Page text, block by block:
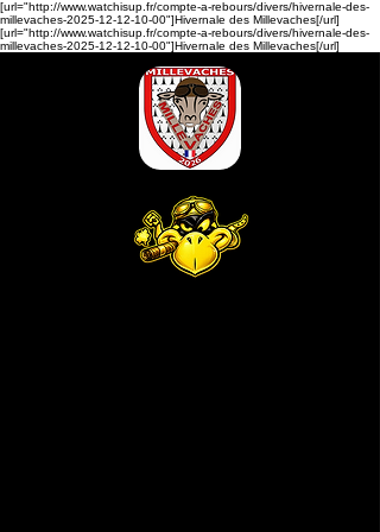
[url="http://www.watchisup.fr/compte-a-rebours/divers/hivernale-des-
millevaches-2025-12-12-10-00"]Hivernale des Millevaches[/url]
[url="http://www.watchisup.fr/compte-a-rebours/divers/hivernale-des-
millevaches-2025-12-12-10-00"]Hivernale des Millevaches[/url]